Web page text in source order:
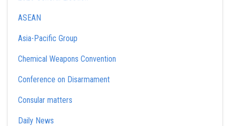
ASEAN
Asia-Pacific Group
Chemical Weapons Convention
Conference on Disarmament
Consular matters
Daily News